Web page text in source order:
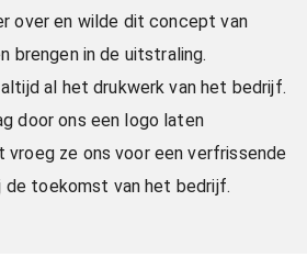
over en wilde dit concept van
brengen in de uitstraling.
al het drukwerk van het bedrijf.
door ons een logo laten
vroeg ze ons voor een verfrissende
toekomst van het bedrijf.